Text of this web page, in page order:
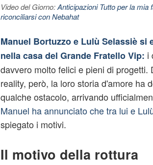
Video del Giorno:Anticipazioni Tutto per la mia
riconciliarsi con Nebahat
Manuel Bortuzzo e Lulù Selassiè si
nella casa del Grande Fratello Vip: i
davvero molto felici e pieni di progetti.
reality, però, la loro storia d'amore ha
qualche ostacolo, arrivando
Manuel ha annunciato che tra lui e
spiegato i motivi.
Il motivo della rottura